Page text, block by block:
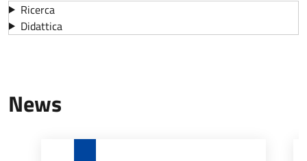
Ricerca
Didattica
News